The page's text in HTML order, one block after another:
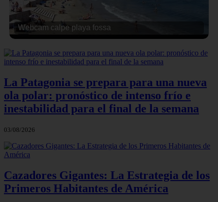
Webcam calpe playa fossa
La Patagonia se prepara para una nueva
ola polar: pronóstico de intenso frío e
inestabilidad para el final de la semana
03/08/2026
Cazadores Gigantes: La Estrategia de los
Primeros Habitantes de América